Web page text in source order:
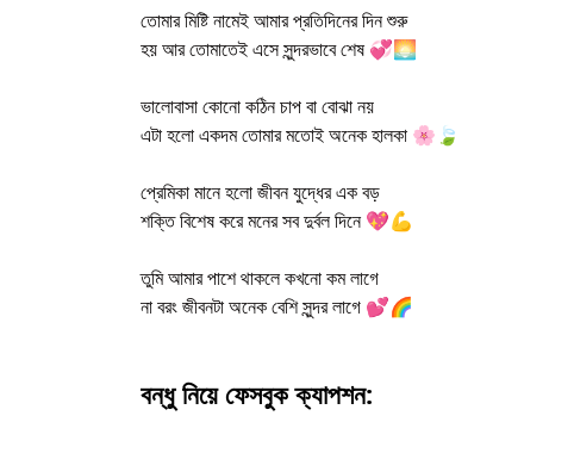
তোমার মিষ্টি নামেই আমার প্রতিদিনের দিন শুরু
হয় আর তোমাতেই এসে সুন্দরভাবে শেষ 💞🌅
ভালোবাসা কোনো কঠিন চাপ বা বোঝা নয়
এটা হলো একদম তোমার মতোই অনেক হালকা 🌸🍃
প্রেমিকা মানে হলো জীবন যুদ্ধের এক বড়
শক্তি বিশেষ করে মনের সব দুর্বল দিনে 💖💪
তুমি আমার পাশে থাকলে কখনো কম লাগে
না বরং জীবনটা অনেক বেশি সুন্দর লাগে 💕🌈
বন্ধু নিয়ে ফেসবুক ক্যাপশন: